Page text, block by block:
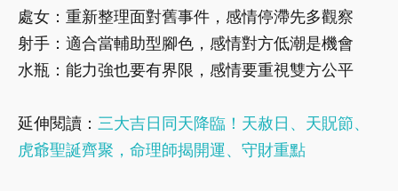
處女：重新整理面對舊事件，感情停滯先多觀察
射手：適合當輔助型腳色，感情對方低潮是機會
水瓶：能力強也要有界限，感情要重視雙方公平
延伸閱讀： 三大吉日同天降臨！天赦日、天貺節、
虎爺聖誕齊聚，命理師揭開運、守財重點